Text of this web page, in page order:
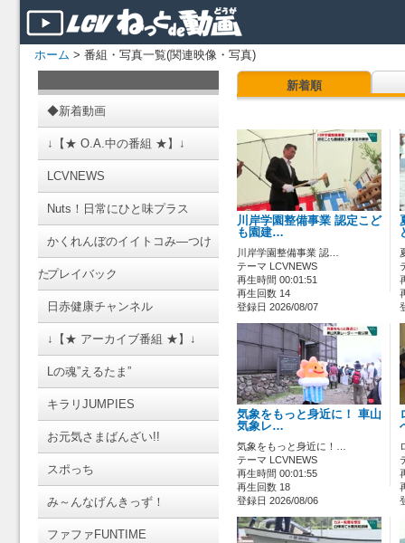
ホーム > 番組・写真一覧(関連映像・写真)
◆新着動画
↓【★ O.A.中の番組 ★】↓
LCVNEWS
Nuts！日常にひと味プラス
かくれんぼのイイトコみ―つけ
たプレイバック
日赤健康チャンネル
↓【★ アーカイブ番組 ★】↓
Lの魂”えるたま”
キラリJUMPIES
お元気さまばんざい!!
スポっち
み～んなげんきっず！
ファファFUNTIME
新着順
川岸学園整備事業 認定こど
も園建…
川岸学園整備事業 認…
テーマ LCVNEWS
再生時間 00:01:51
再生回数 14
登録日 2026/08/07
気象をもっと身近に！ 車山
気象レ…
気象をもっと身近に！…
テーマ LCVNEWS
再生時間 00:01:55
再生回数 18
登録日 2026/08/06